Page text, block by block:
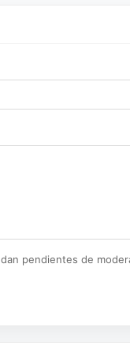
pendientes de